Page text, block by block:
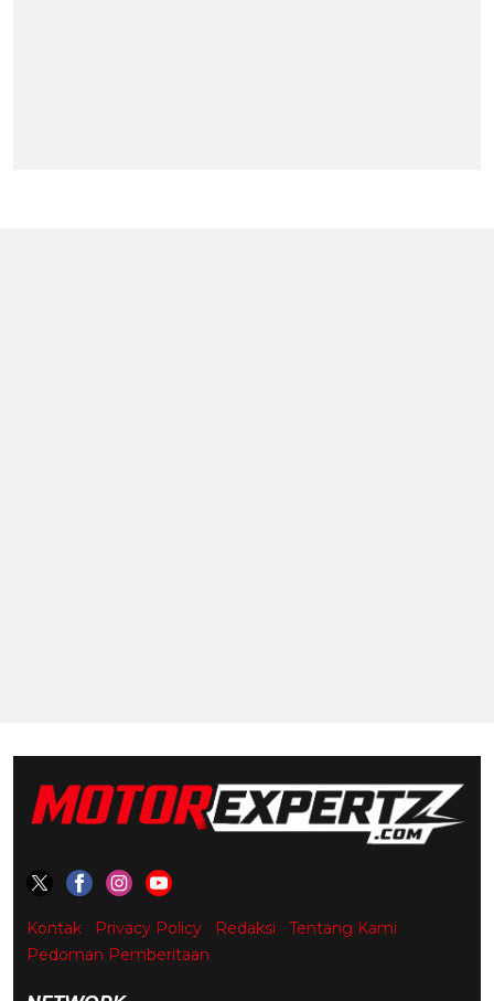
Kontak Privacy Policy Redaksi
Tentang Kami
Pedoman Pemberitaan